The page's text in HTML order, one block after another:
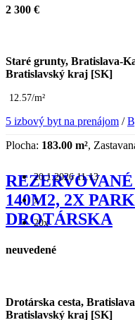
2 300 €
Staré grunty, Bratislava-
Bratislavský kraj [SK]
12.57/m²
5 izbový byt na prenájom /
Plocha: 183.00 m²,
20.1.2026 11:13
x
20x
140M2, 2X
DROTÁRSKA
neuvedené
Drotárska cesta,
Bratislavský kraj [SK]